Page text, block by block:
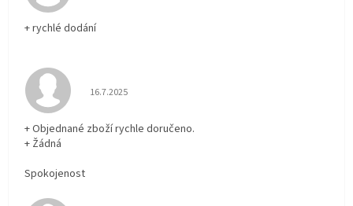
+ rychlé dodání
Hodnocení obchodu je 5 z 5 hvězdiček.
16.7.2025
+ Objednané zboží rychle doručeno.
+ Žádná
Spokojenost